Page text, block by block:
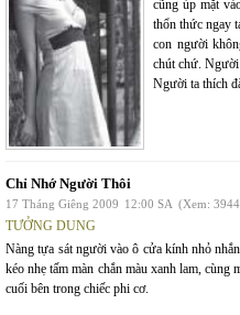
cũng úp mặt
thổn thức ngay
con người
chút chứ. Người
Người ta thích
Chỉ Nhớ Người Thôi
17 Tháng Giêng 2009 12:00 SA (Xem:
TƯỞNG DUNG
Nàng tựa sát người vào ô cửa kính nhỏ
kéo nhẹ tấm màn chắn màu xanh lam, cùng
cuối bên trong chiếc phi cơ.